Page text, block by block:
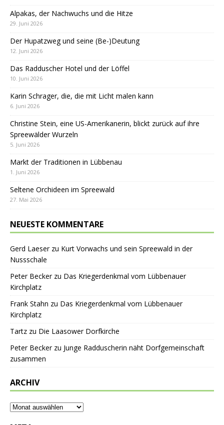
Alpakas, der Nachwuchs und die Hitze
29. Juni 2026
Der Hupatzweg und seine (Be-)Deutung
12. Juni 2026
Das Radduscher Hotel und der Löffel
10. Juni 2026
Karin Schrager, die, die mit Licht malen kann
6. Juni 2026
Christine Stein, eine US-Amerikanerin, blickt zurück auf ihre
Spreewälder Wurzeln
5. Juni 2026
Markt der Traditionen in Lübbenau
1. Juni 2026
Seltene Orchideen im Spreewald
27. Mai 2026
NEUESTE KOMMENTARE
Gerd Laeserzu Kurt Vorwachs und sein Spreewald in der
Nussschale
Peter Beckerzu Das Kriegerdenkmal vom Lübbenauer
Kirchplatz
Frank Stahn zu Das Kriegerdenkmal vom Lübbenauer
Kirchplatz
Tartz zu Die Laasower Dorfkirche
Peter Beckerzu Junge Radduscherin näht Dorfgemeinschaft
zusammen
ARCHIV